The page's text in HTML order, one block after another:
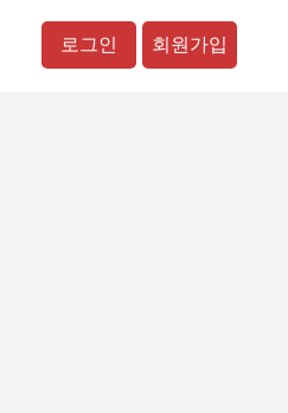
로그인 회원가입